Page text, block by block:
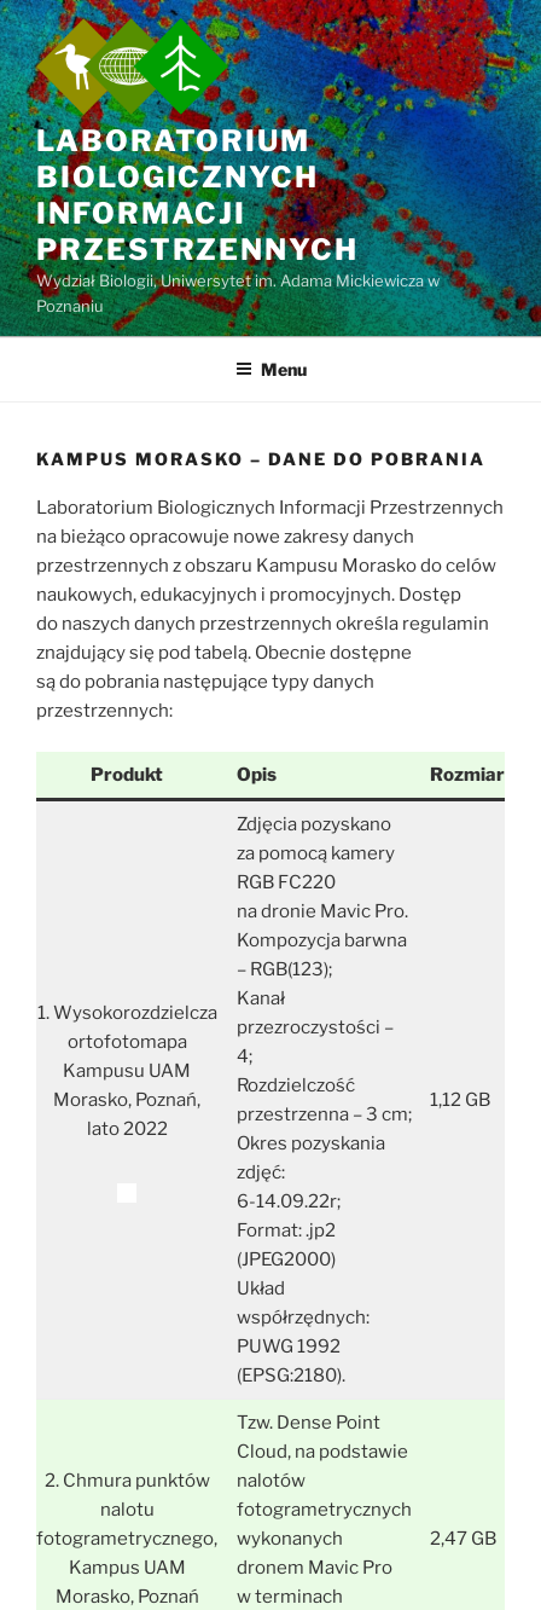
Przejdź
do
treści
LABORATORIUM
BIOLOGICZNYCH
INFORMACJI
PRZESTRZENNYCH
Wydział Biologii, Uniwersytet im. Adama Mickiewicza w
Poznaniu
Menu
KAMPUS MORASKO – DANE DO POBRANIA
Laboratorium Biologicznych Informacji Przestrzennych
na bieżąco opracowuje nowe zakresy danych
przestrzennych z obszaru Kampusu Morasko do celów
naukowych, edukacyjnych i promocyjnych. Dostęp
do naszych danych przestrzennych określa regulamin
znajdujący się pod tabelą. Obecnie dostępne
są do pobrania następujące typy danych
przestrzennych:
Produkt Opis Rozmiar
1. Wysokorozdzielcza
ortofotomapa
Kampusu UAM
Morasko, Poznań,
lato 2022
Zdjęcia pozyskano
za pomocą kamery
RGB FC220
na dronie Mavic Pro.
Kompozycja barwna
– RGB(123);
Kanał
przezroczystości –
4;
Rozdzielczość
przestrzenna – 3 cm;
Okres pozyskania
zdjęć:
6-14.09.22r;
Format: .jp2
(JPEG2000)
Układ
współrzędnych:
PUWG 1992
(EPSG:2180).
1,12 GB
2. Chmura punktów
nalotu
fotogrametrycznego,
Kampus UAM
Morasko, Poznań
Tzw. Dense Point
Cloud, na podstawie
nalotów
fotogrametrycznych
wykonanych
dronem Mavic Pro
w terminach
2,47 GB